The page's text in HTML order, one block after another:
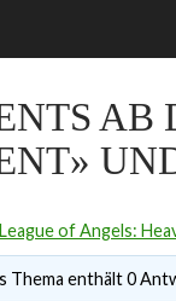
AB
League of Angels:
Thema enthält 0